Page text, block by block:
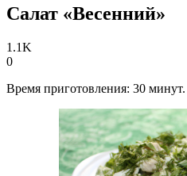
Салат «Весенний»
1.1K
0
Время приготовления: 30